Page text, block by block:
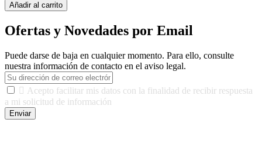
Añadir al carrito
Ofertas y Novedades por Email
Puede darse de baja en cualquier momento. Para ello, consulte
nuestra información de contacto en el aviso legal.
 Acepto facilitar mis datos con la finalidad de recibir respuesta
a mi solicitud de información
Enviar